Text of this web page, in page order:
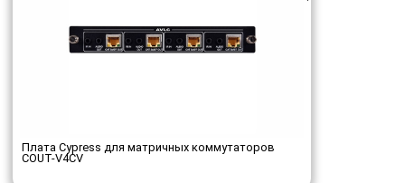
Плата Cypress для матричных коммутаторов
COUT-V4CV